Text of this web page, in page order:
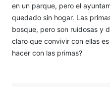
en un parque, pero el
quedado sin hogar. Las
bosque, pero son ruidosas y
claro que convivir con ellas
hacer con las primas?